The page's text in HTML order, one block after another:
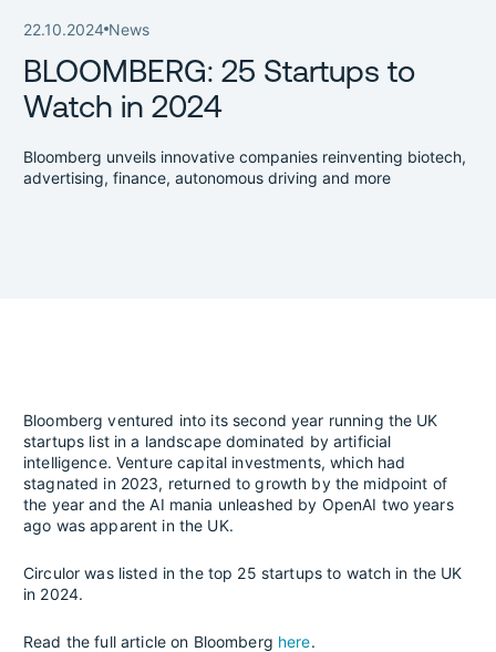
22.10.2024 News
BLOOMBERG: 25 Startups to
Watch in 2024
Bloomberg unveils innovative companies reinventing biotech,
advertising, finance, autonomous driving and more
Bloomberg ventured into its second year running the UK
startups list in a landscape dominated by artificial
intelligence. Venture capital investments, which had
stagnated in 2023, returned to growth by the midpoint of
the year and the AI mania unleashed by OpenAI two years
ago was apparent in the UK.
Circulor was listed in the top 25 startups to watch in the UK
in 2024.
Read the full article on Bloomberg here.